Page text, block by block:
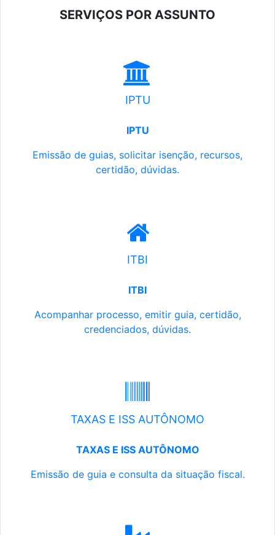
SERVIÇOS POR ASSUNTO
IPTU
IPTU
Emissão de guias, solicitar isenção, recursos,
certidão, dúvidas.
ITBI
ITBI
Acompanhar processo, emitir guia, certidão,
credenciados, dúvidas.
TAXAS E ISS AUTÔNOMO
TAXAS E ISS AUTÔNOMO
Emissão de guia e consulta da situação fiscal.